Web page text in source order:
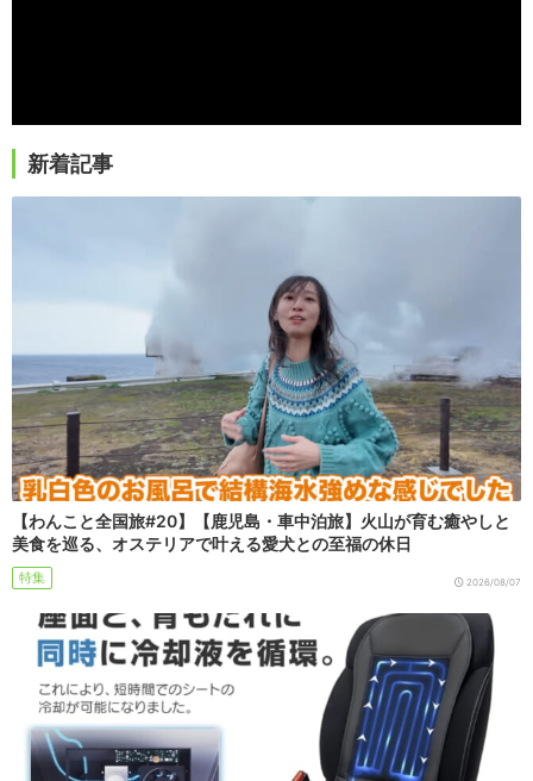
新着記事
【わんこと全国旅#20】【鹿児島・車中泊旅】火山が育む癒やしと
美食を巡る、オステリアで叶える愛犬との至福の休日
特集 2026/08/07